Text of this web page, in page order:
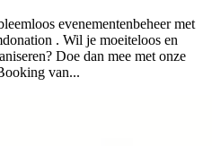
evenementenbeheer met
. Wil je moeiteloos en
Doe dan mee met onze
van...